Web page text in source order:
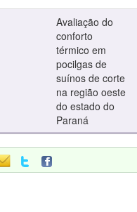
Avaliação do
conforto
térmico em
pocilgas de
suínos de corte
na região oeste
do estado do
Paraná